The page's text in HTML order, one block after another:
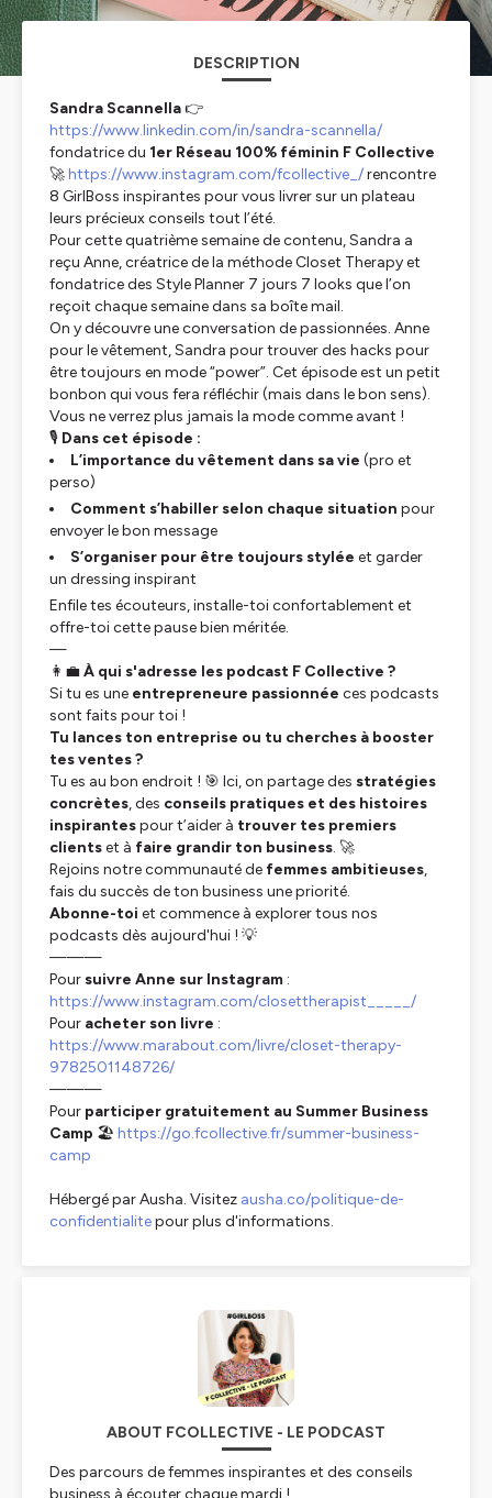
DESCRIPTION
Sandra Scannella👉
https://www.linkedin.com/in/sandra-scannella/
fondatrice du 1er Réseau 100% féminin F Collective
🚀https://www.instagram.com/fcollective_/rencontre
8 GirlBoss inspirantes pour vous livrer sur un plateau
leurs précieux conseils tout l’été.
Pour cette quatrième semaine de contenu, Sandra a
reçu Anne, créatrice de la méthode Closet Therapy et
fondatrice des Style Planner 7 jours 7 looks que l’on
reçoit chaque semaine dans sa boîte mail.
On y découvre une conversation de passionnées. Anne
pour le vêtement, Sandra pour trouver des hacks pour
être toujours en mode “power”. Cet épisode est un petit
bonbon qui vous fera réfléchir (mais dans le bon sens).
Vous ne verrez plus jamais la mode comme avant !
🎙 Dans cet épisode :
L’importance du vêtement dans sa vie (pro et
perso)
Comment s’habiller selon chaque situation pour
envoyer le bon message
S’organiser pour être toujours stylée et garder
un dressing inspirant
Enfile tes écouteurs, installe-toi confortablement et
offre-toi cette pause bien méritée.
—
👩‍💼À qui s'adresse les podcast F Collective ?
Si tu es une entrepreneure passionnée ces podcasts
sont faits pour toi !
Tu lances ton entreprise ou tu cherches à booster
tes ventes ?
Tu es au bon endroit ! 🎯 Ici, on partage des stratégies
concrètes, des conseils pratiques et des histoires
inspirantespour t’aider à trouver tes premiers
clientset à faire grandir ton business. 🚀
Rejoins notre communauté de femmes ambitieuses,
fais du succès de ton business une priorité.
Abonne-toi et commence à explorer tous nos
podcasts dès aujourd'hui ! 💡
———
Poursuivre Anne sur Instagram :
https://www.instagram.com/closettherapist_____/
Pour acheter son livre :
https://www.marabout.com/livre/closet-therapy-
9782501148726/
———
Pour participer gratuitement au Summer Business
Camp 🏖 https://go.fcollective.fr/summer-business-
camp
Hébergé par Ausha. Visitez ausha.co/politique-de-
confidentialitepour plus d'informations.
ABOUT FCOLLECTIVE - LE PODCAST
Des parcours de femmes inspirantes et des conseils
business à écouter chaque mardi !